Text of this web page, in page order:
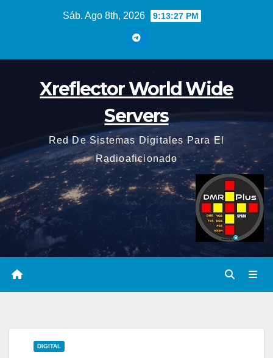
Sáb. Ago 8th, 2026 9:13:28 PM
Xreflector World Wide
Servers
Red De Sistemas Digitales Para El
Radioaficionado
DIGITAL